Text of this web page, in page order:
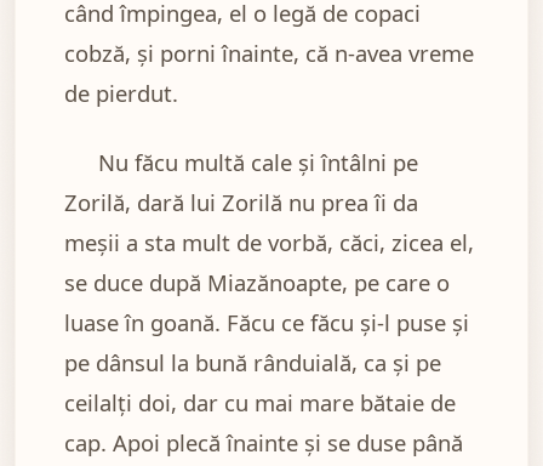
când împingea, el o legă de copaci
cobză, şi porni înainte, că n-avea vreme
de pierdut.
Nu făcu multă cale şi întâlni pe
Zorilă, dară lui Zorilă nu prea îi da
meşii a sta mult de vorbă, căci, zicea el,
se duce după Miazănoapte, pe care o
luase în goană. Făcu ce făcu şi-l puse şi
pe dânsul la bună rânduială, ca şi pe
ceilalţi doi, dar cu mai mare bătaie de
cap. Apoi plecă înainte şi se duse până